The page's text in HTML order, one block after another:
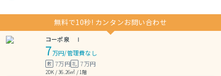
無料で10秒! カンタンお問い合わせ
コーポ泉 Ⅰ
7万円/管理費なし
敷 7万円礼 7万円
2DK / 36.26㎡ / 1階